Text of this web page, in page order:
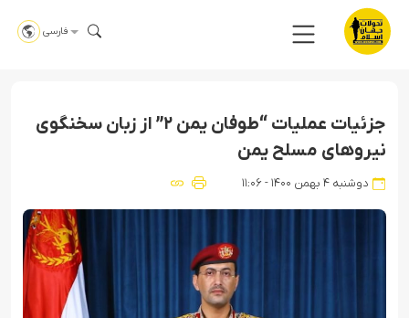
فارسی
جزئیات عملیات “طوفان یمن ۲” از زبان سخنگوی
نیروهای مسلح یمن
دوشنبه ۴ بهمن ۱۴۰۰ - ۱۱:۰۶